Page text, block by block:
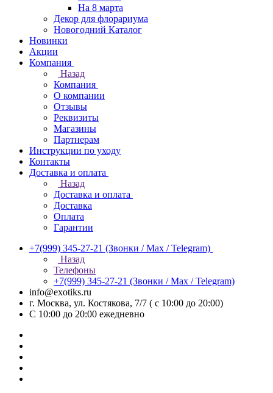
На 8 марта
Декор для флорариума
Новогодний Каталог
Новинки
Акции
Компания
Назад
Компания
О компании
Отзывы
Реквизиты
Магазины
Партнерам
Инструкции по уходу
Контакты
Доставка и оплата
Назад
Доставка и оплата
Доставка
Оплата
Гарантии
+7(999) 345-27-21 (Звонки / Max / Telegram)
Назад
Телефоны
+7(999) 345-27-21 (Звонки / Max / Telegram)
info@exotiks.ru
г. Москва, ул. Костякова, 7/7 ( с 10:00 до 20:00)
С 10:00 до 20:00 ежедневно